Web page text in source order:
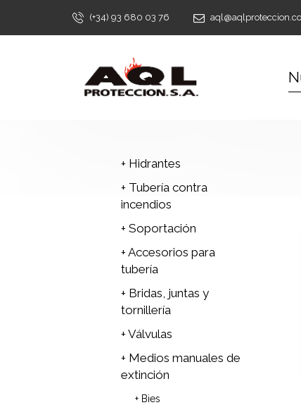
(+34) 93 680 03 76
+ Hidrantes
+ Tubería contra
incendios
+ Soportación
+ Accesorios para
tubería
+ Bridas, juntas y
tornillería
+ Válvulas
+ Medios manuales de
extinción
+ Bies